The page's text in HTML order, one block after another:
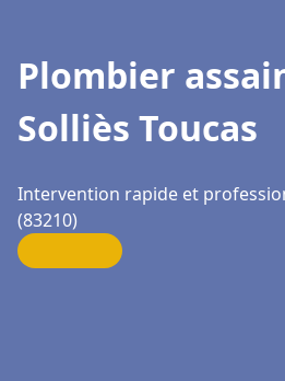
Plombier
Solliès Toucas
Intervention rapide et
(83210)